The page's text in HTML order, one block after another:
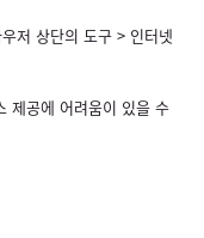
저 상단의 도구 > 인터넷
제공에 어려움이 있을 수